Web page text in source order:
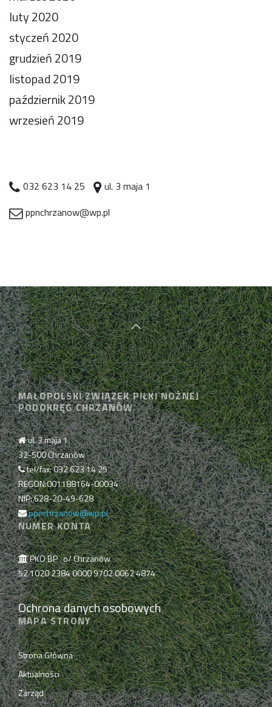
luty 2020
styczeń 2020
grudzień 2019
listopad 2019
październik 2019
wrzesień 2019
032 623 14 25
ul. 3 maja 1
ppnchrzanow@wp.pl
MAŁOPOLSKI ZWIĄZEK PIŁKI NOŻNEJ
PODOKRĘG CHRZANÓW
ul. 3 maja 1
32-500 Chrzanów
tel/fax: 032 623 14 25
REGON:001188164-00034
NIP: 628-20-49-628
ppnchrzanow@wp.pl
NUMER KONTA
PKO BP . o/ Chrzanów
52 1020 2384 0000 9702 0062 4874
Ochrona danych osobowych
MAPA STRONY
Strona Główna
Aktualności
Zarząd